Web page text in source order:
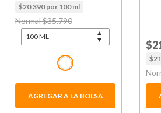
$20.390 por 100 ml
Price reduced from
Normal $35.790
AGREGAR A LA BOLSA